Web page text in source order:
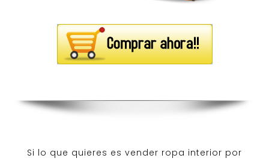
Si lo que quieres es vender ropa interior por